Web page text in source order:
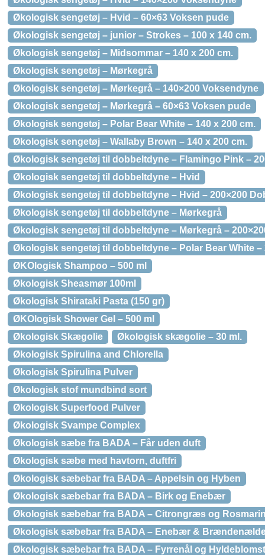
Økologisk sengetøj – Hvid – 60×63 Voksen pude
Økologisk sengetøj – junior – Strokes – 100 x 140 cm.
Økologisk sengetøj – Midsommar – 140 x 200 cm.
Økologisk sengetøj – Mørkegrå
Økologisk sengetøj – Mørkegrå – 140×200 Voksendyne
Økologisk sengetøj – Mørkegrå – 60×63 Voksen pude
Økologisk sengetøj – Polar Bear White – 140 x 200 cm.
Økologisk sengetøj – Wallaby Brown – 140 x 200 cm.
Økologisk sengetøj til dobbeltdyne – Flamingo Pink –
Økologisk sengetøj til dobbeltdyne – Hvid
Økologisk sengetøj til dobbeltdyne – Hvid – 200×200
Økologisk sengetøj til dobbeltdyne – Mørkegrå
Økologisk sengetøj til dobbeltdyne – Mørkegrå –
Økologisk sengetøj til dobbeltdyne – Polar Bear White –
ØKOlogisk Shampoo – 500 ml
Økologisk Sheasmør 100ml
Økologisk Shirataki Pasta (150 gr)
ØKOlogisk Shower Gel – 500 ml
Økologisk Skægolie
Økologisk skægolie – 30 ml.
Økologisk Spirulina and Chlorella
Økologisk Spirulina Pulver
Økologisk stof mundbind sort
Økologisk Superfood Pulver
Økologisk Svampe Complex
Økologisk sæbe fra BADA – Får uden duft
Økologisk sæbe med havtorn, duftfri
Økologisk sæbebar fra BADA – Appelsin og Hyben
Økologisk sæbebar fra BADA – Birk og Enebær
Økologisk sæbebar fra BADA – Citrongræs og
Økologisk sæbebar fra BADA – Enebær &
Økologisk sæbebar fra BADA – Fyrrenål og Hyldeblomst